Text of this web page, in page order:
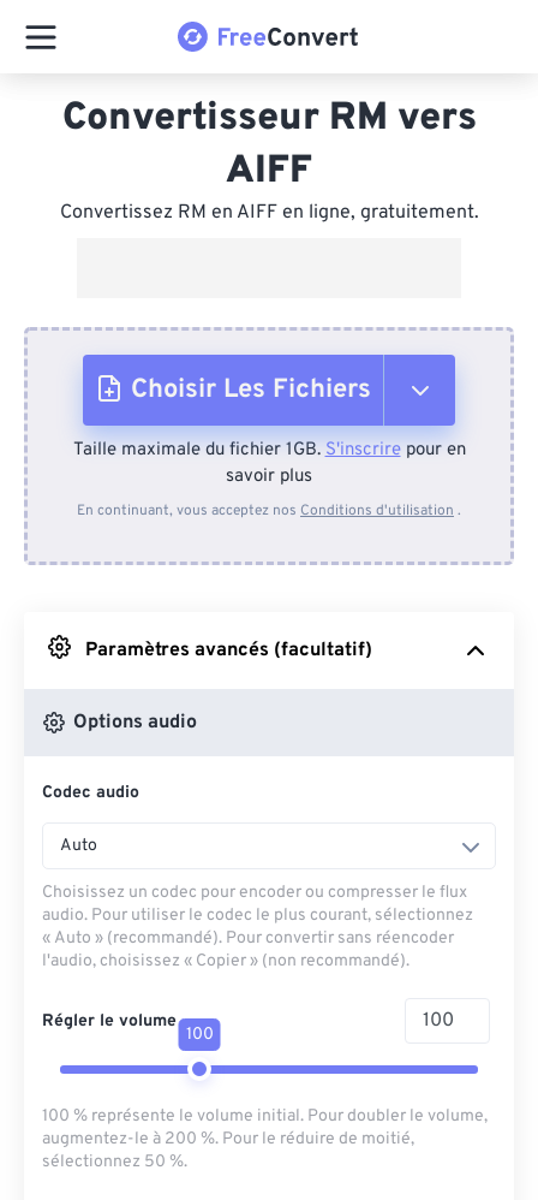
Convertisseur RM vers
AIFF
Convertissez RM en AIFF en ligne, gratuitement.
Choisir Les Fichiers
Depuis l'appareil
Depuis Google Drive
Depuis OneDrive
Taille maximale du fichier 1GB.S'inscrirepour en
savoir plus
En continuant, vous acceptez nos Conditions d'utilisation .
Paramètres avancés (facultatif)
Options audio
Codec audio
Auto
Choisissez un codec pour encoder ou compresser le flux
audio. Pour utiliser le codec le plus courant, sélectionnez
« Auto » (recommandé). Pour convertir sans réencoder
l'audio, choisissez « Copier » (non recommandé).
Régler le volume
100
100 % représente le volume initial. Pour doubler le volume,
augmentez-le à 200 %. Pour le réduire de moitié,
sélectionnez 50 %.